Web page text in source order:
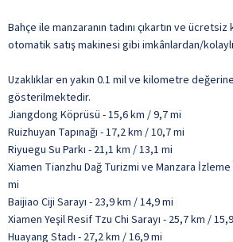
Bahçe ile manzaranın tadını çıkartın ve
otomatik satış makinesi gibi imkânlardan/
Uzaklıklar en yakın 0.1 mil ve kilometre
gösterilmektedir.
Jiangdong Köprüsü - 15,6 km / 9,7 mi
Ruizhuyan Tapınağı - 17,2 km / 10,7 mi
Riyuegu Su Parkı - 21,1 km / 13,1 mi
Xiamen Tianzhu Dağ Turizmi ve Manzara
mi
Baijiao Ciji Sarayı - 23,9 km / 14,9 mi
Xiamen Yeşil Resif Tzu Chi Sarayı - 25,7 km /
Huayang Stadı - 27,2 km / 16,9 mi